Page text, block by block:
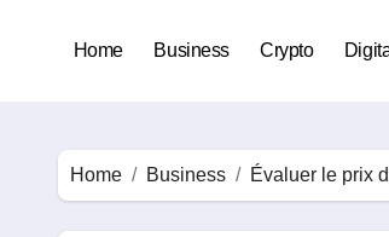
Home Business Crypto
Home Business Évaluer le prix